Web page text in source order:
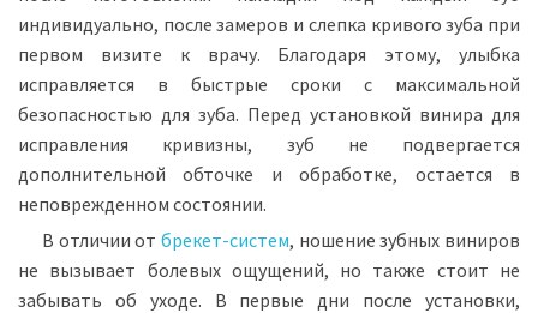
индивидуально, после замеров и слепка кривого зуба при
первом визите к врачу. Благодаря этому, улыбка
исправляется в быстрые сроки с максимальной
безопасностью для зуба. Перед установкой винира для
исправления кривизны, зуб не подвергается
дополнительной обточке и обработке, остается в
неповрежденном состоянии.
В отличии от брекет-систем, ношение зубных виниров
не вызывает болевых ощущений, но также стоит не
забывать об уходе. В первые дни после установки,